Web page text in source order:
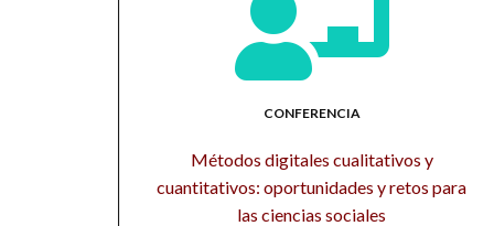
CONFERENCIA
Métodos digitales cualitativos y
cuantitativos: oportunidades y retos para
las ciencias sociales